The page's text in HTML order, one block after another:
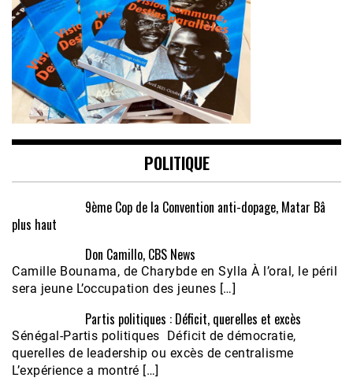
POLITIQUE
9ème Cop de la Convention anti-dopage, Matar Bâ
plus haut
Don Camillo, CBS News
Camille Bounama, de Charybde en Sylla À l’oral, le péril
sera jeune L’occupation des jeunes […]
Partis politiques : Déficit, querelles et excès
Sénégal-Partis politiques Déficit de démocratie,
querelles de leadership ou excès de centralisme
L’expérience a montré […]